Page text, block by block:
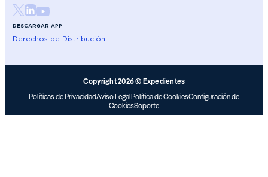
DESCARGAR APP
Derechos de Distribución
Copyright 2026 © Expedientes
Políticas de PrivacidadAviso LegalPolítica de CookiesConfiguración de
CookiesSoporte